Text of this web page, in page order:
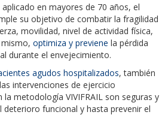
en mayores de 70 años, el
su objetivo de combatir la fragilidad
movilidad, nivel de actividad física,
optimiza y previene la pérdida
durante el envejecimiento.
agudos hospitalizados, también
intervenciones de ejercicio
la metodología VIVIFRAIL son seguras y
deterioro funcional y hasta prevenir el